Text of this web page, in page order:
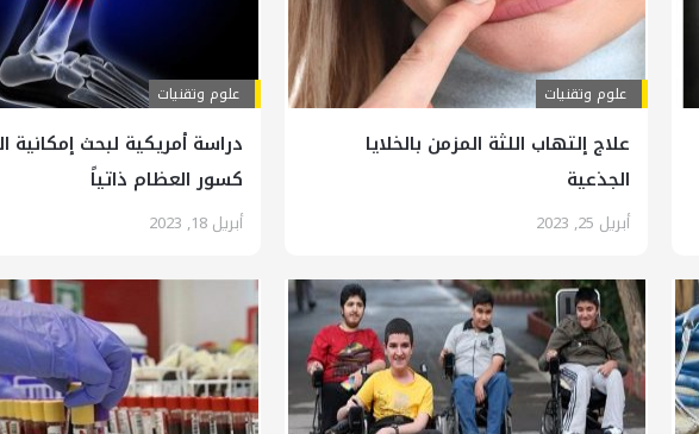
علوم وتقنيات
علاج إلتهاب اللثة المزمن بالخلايا
الجذعية
أبريل 25, 2023
علوم وتقنيات
دراسة أمريكية لبحث إمكانية
كسور العظام ذاتياً
أبريل 18, 2023